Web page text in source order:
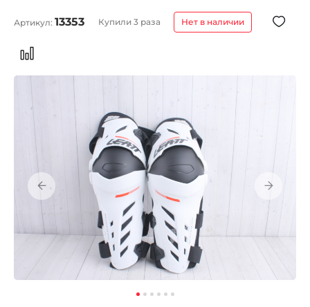
Артикул: 13353 Купили 3 раза Нет в наличии